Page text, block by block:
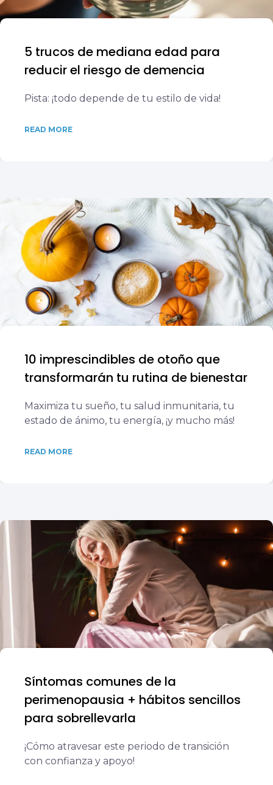
5 trucos de mediana edad para
reducir el riesgo de demencia
Pista: ¡todo depende de tu estilo de vida!
READ MORE
10 imprescindibles de otoño que
transformarán tu rutina de bienestar
Maximiza tu sueño, tu salud inmunitaria, tu
estado de ánimo, tu energía, ¡y mucho más!
READ MORE
Síntomas comunes de la
perimenopausia + hábitos sencillos
para sobrellevarla
¡Cómo atravesar este periodo de transición
con confianza y apoyo!